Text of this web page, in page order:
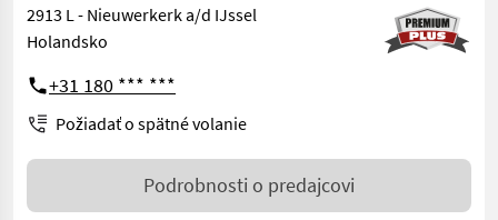
2913 L - Nieuwerkerk a/d IJssel
Holandsko
+31 180 *** ***
Požiadať o spätné volanie
Podrobnosti o predajcovi